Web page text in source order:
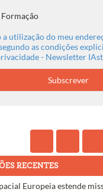
utilização do meu
as condições
- Newsletter
RECENTES
Europeia estende